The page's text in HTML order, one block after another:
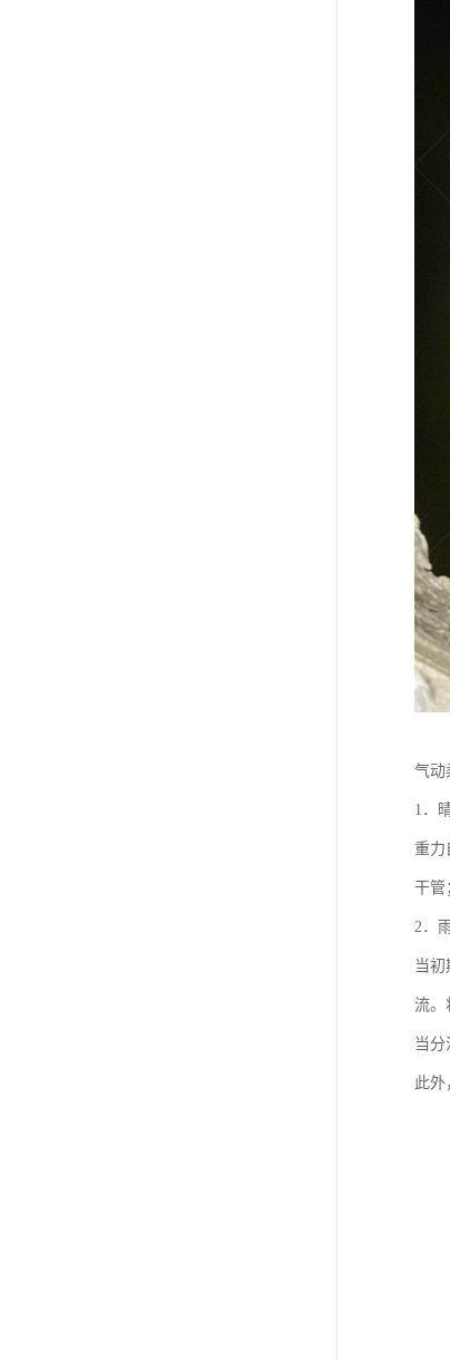
气动
1．
重力
干管
2．
当
流。
当
此外